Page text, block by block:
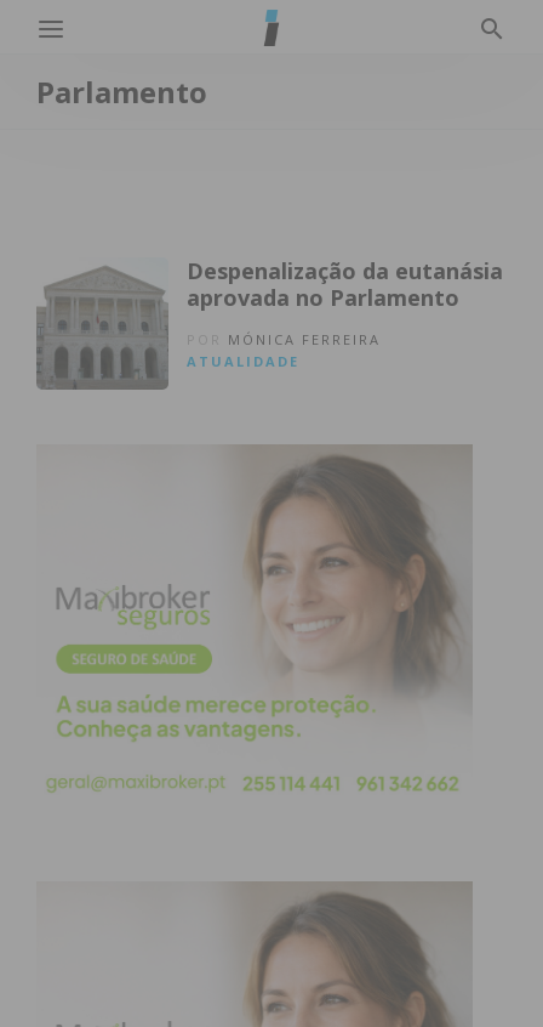
Parlamento
Despenalização da eutanásia
aprovada no Parlamento
MÓNICA FERREIRA
ATUALIDADE